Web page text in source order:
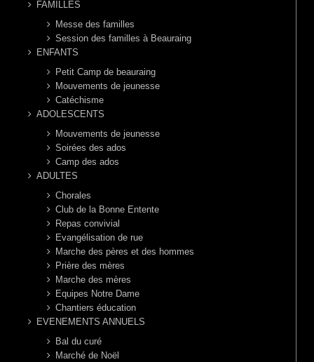
FAMILLES
Messe des familles
Session des familles à Beauraing
ENFANTS
Petit Camp de beauraing
Mouvements de jeunesse
Catéchisme
ADOLESCENTS
Mouvements de jeunesse
Soirées des ados
Camp des ados
ADULTES
Chorales
Club de la Bonne Entente
Repas convivial
Evangélisation de rue
Marche des pères et des hommes
Prière des mères
Marche des mères
Equipes Notre Dame
Chantiers éducation
EVENEMENTS ANNUELS
Bal du curé
Marché de Noël